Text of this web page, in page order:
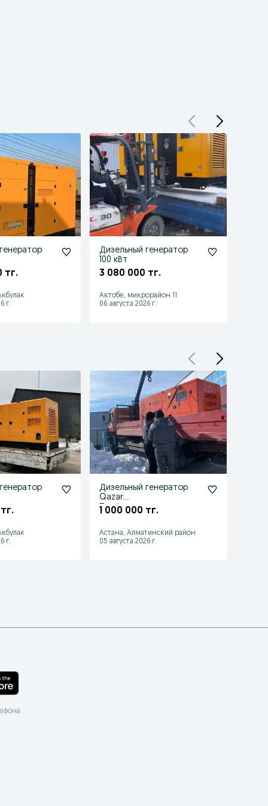
тг.
г.
Дизельный генератор
100 кВт
3 080 000 тг.
Актобе, микрорайон 11
06 августа 2026 г.
г.
Дизельный генератор
Qazar:
Профессиональное
1 000 000 тг.
Астана, Алматинский район
05 августа 2026 г.